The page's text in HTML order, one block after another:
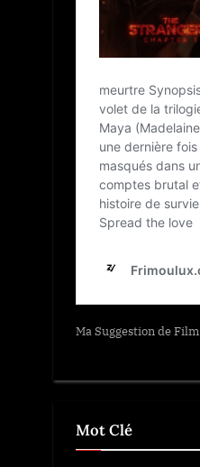
Ma Suggestion de Film
Mot Clé